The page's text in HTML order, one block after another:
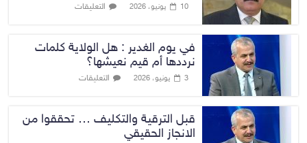
10 يونيو، 2026 التعليقات
في يوم الغدير : هل الولاية كلمات
نرددها أم قيم نعيشها؟
3 يونيو، 2026 التعليقات
قبل الترقية والتكليف … تحققوا من
الانجاز الحقيقي